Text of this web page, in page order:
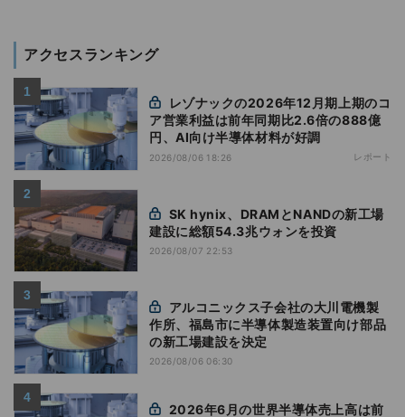
アクセスランキング
ア営業利益は前年同期比2.6倍の888億
円、AI向け半導体材料が好調
2026/08/06 18:26 レポート
建設に総額54.3兆ウォンを投資
2026/08/07 22:53
作所、福島市に半導体製造装置向け部品
の新工場建設を決定
2026/08/06 06:30